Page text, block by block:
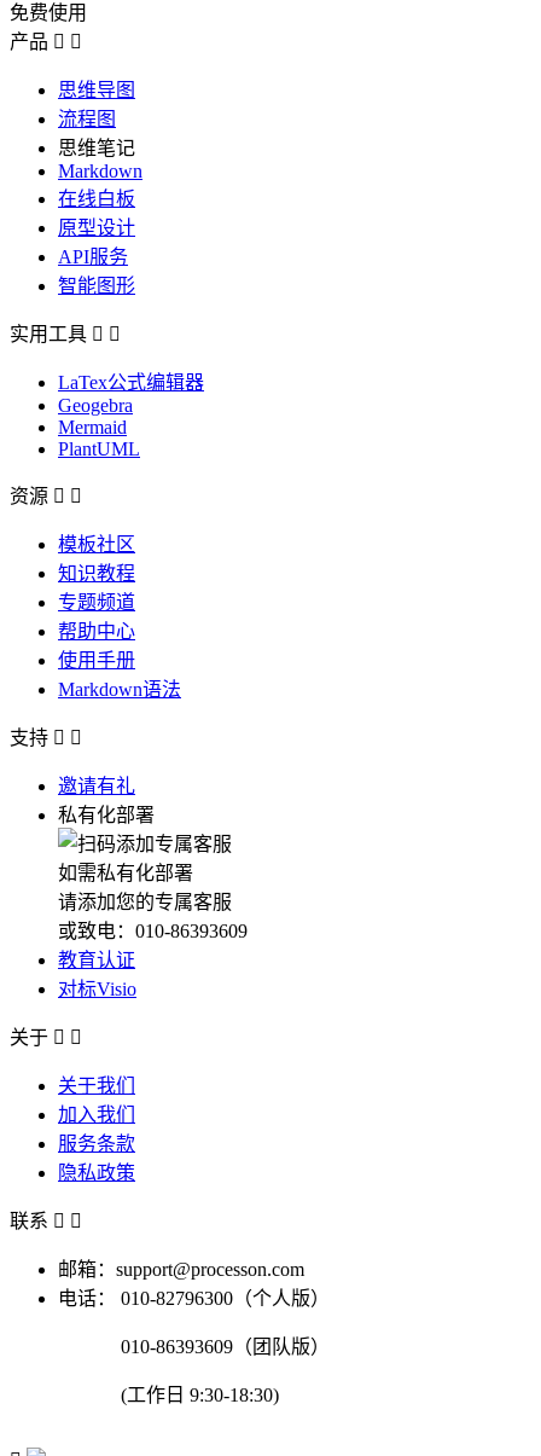
免费使用
产品  
思维导图
流程图
思维笔记
Markdown
在线白板
原型设计
API服务
智能图形
实用工具  
LaTex公式编辑器
Geogebra
Mermaid
PlantUML
资源  
模板社区
知识教程
专题频道
帮助中心
使用手册
Markdown语法
支持  
邀请有礼
私有化部署
如需私有化部署
请添加您的专属客服
或致电：010-86393609
教育认证
对标Visio
关于  
关于我们
加入我们
服务条款
隐私政策
联系  
邮箱：support@processon.com
电话：
010-82796300（个人版）
010-86393609（团队版）
(工作日 9:30-18:30)